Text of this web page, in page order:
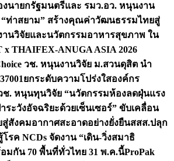
งนายกรัฐมนตรีและ รมว.อว. หนุนงาน
ท่าสยาม” สร้างคุณค่าวัฒนธรรมไทยสู่
นวิจัยและนวัตกรรมอาหารสุขภาพ ใน
THAIFEX-ANUGA ASIA 2026
วช. หนุนงานวิจัย ม.สวนดุสิต นำ
ยกระดับความโปร่งใสองค์กร
ช. หนุนทุนวิจัย “นวัตกรรมห้องลดฝุ่นแรง
ระวังอัจฉริยะด้วยเซ็นเซอร์” ขับเคลื่อน
สู่สังคมอากาศสะอาดอย่างยั่งยืนสสส.ปลุก
รค NCDs จัดงาน “เดิน-วิ่งสมาธิ
มกัน 70 พื้นที่ทั่วไทย 31 พ.ค.นี้ProPak